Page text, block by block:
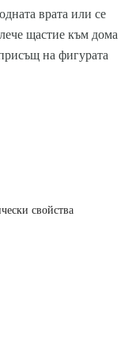
врата или се
щастие към дома
на фигурата
свойства